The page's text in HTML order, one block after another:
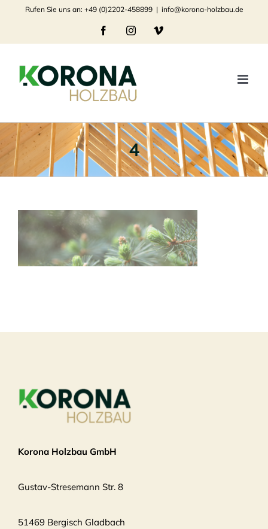
springen
Rufen Sie uns an: +49 (0)2202-458899 | info@korona-holzbau.de
FacebookInstagramVimeo
4
Korona Holzbau GmbH
Gustav-Stresemann Str. 8
51469 Bergisch Gladbach